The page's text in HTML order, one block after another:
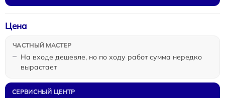
На входе дешевле, но по ходу работ сумма нередко
вырастает
Цена